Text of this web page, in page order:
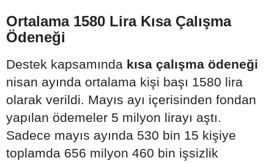
Ortalama 1580 Lira Kısa Çalışma
Ödeneği
Destek kapsamında kısa çalışma ödeneği
nisan ayında ortalama kişi başı 1580 lira
olarak verildi. Mayıs ayı içerisinden fondan
yapılan ödemeler 5 milyon lirayı aştı.
Sadece mayıs ayında 530 bin 15 kişiye
toplamda 656 milyon 460 bin işsizlik